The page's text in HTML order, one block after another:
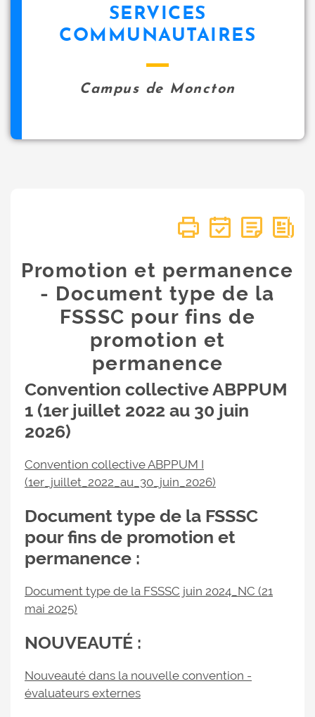
SERVICES
COMMUNAUTAIRES
Campus de Moncton
Promotion et permanence
- Document type de la
FSSSC pour fins de
promotion et
permanence
Convention collective ABPPUM
1 (1er juillet 2022 au 30 juin
2026)
Convention collective ABPPUM I
(1er_juillet_2022_au_30_juin_2026)
Document type de la FSSSC
pour fins de promotion et
permanence :
Document type de la FSSSC juin 2024_NC (21
mai 2025)
NOUVEAUTÉ :
Nouveauté dans la nouvelle convention -
évaluateurs externes